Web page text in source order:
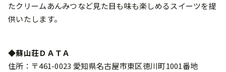
たクリームあんみつなど見た目も味も楽しめるスイーツを提
供いたします。
◆蘇山荘ＤＡＴＡ
住所：〒461-0023 愛知県名古屋市東区徳川町1001番地